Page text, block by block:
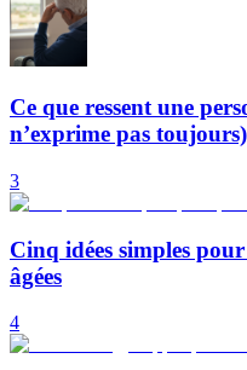
Ce que ressent une
n’exprime pas toujours)
3
Cinq idées simples
âgées
4